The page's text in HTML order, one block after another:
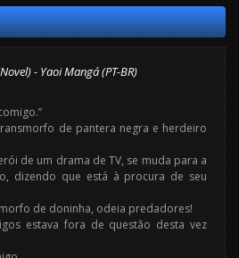
- Yaoi Mangá (PT-BR)
de pantera negra e herdeiro
de um drama de TV, se muda para a
dizendo que está à procura de seu
de doninha, odeia predadores!
estava fora de questão desta vez